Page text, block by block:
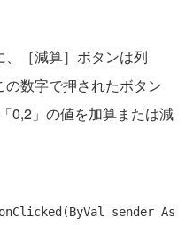
［減算］ボタンは列
の数字で押されたボタン
0,2」の値を加算または減
ByVal sender As